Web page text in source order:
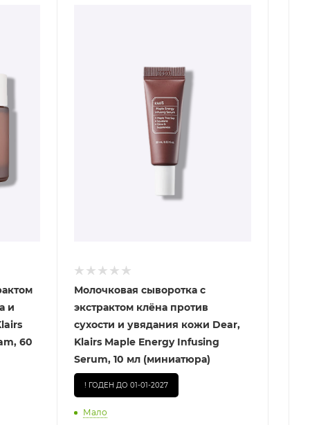
и
60
Молочковая сыворотка с
экстрактом клёна против
сухости и увядания кожи Dear,
Klairs Maple Energy Infusing
Serum, 10 мл (миниатюра)
! ГОДЕН ДО 01-01-2027
Мало